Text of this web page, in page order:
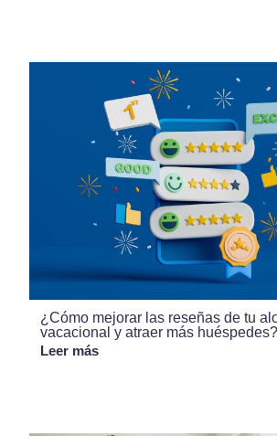
¿Cómo mejorar las reseñas de tu
vacacional y atraer más huéspedes?
Leer más